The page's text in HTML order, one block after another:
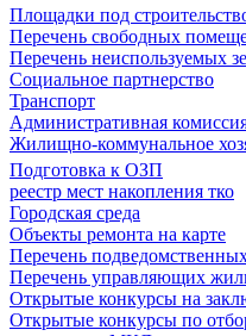
Площадки под
Перечень свободных
Перечень неиспользуемых
Социальное партнерство
Транспорт
Административная
Жилищно-коммунальное
Подготовка к ОЗП
реестр мест накопления тко
Городская среда
Объекты ремонта на карте
Перечень
Перечень управляющих
Открытые конкурсы на
Открытые конкурсы по